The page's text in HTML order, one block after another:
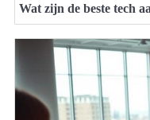
Wat zijn de beste tech